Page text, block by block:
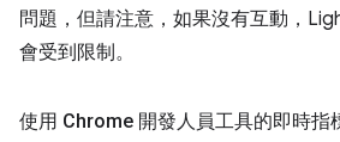
問題，但請注意，如果沒有互動，
會受到限制。
使用 Chrome 開發人員工具的即時指